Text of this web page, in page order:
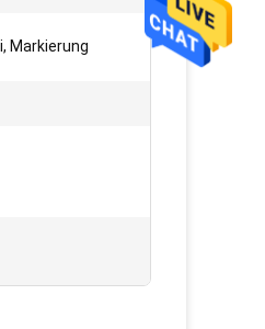
Markierung